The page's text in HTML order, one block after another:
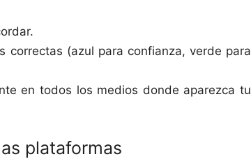
correctas (azul para confianza, verde para
en todos los medios donde aparezca tu
plataformas